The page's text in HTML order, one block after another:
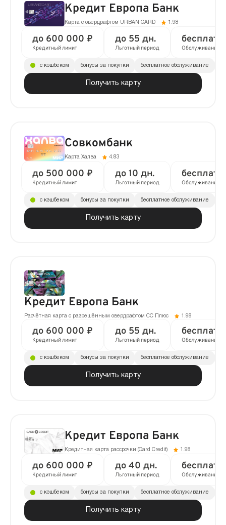
Кредит Европа Банк
Карта с овердрафтом URBAN CARD 1.98
до 600 000 ₽
Кредитный лимит
до 55 дн.
Льготный период Обслуживание
Получить карту
с кэшбеком бонусы за покупки бесплатное обслуживание
Совкомбанк
Карта Халва 4.83
до 500 000 ₽
Кредитный лимит
до 10 дн.
Льготный период Обслуживание
Получить карту
с кэшбеком бонусы за покупки бесплатное обслуживание
Кредит Европа Банк
Расчётная карта с разрешённым овердрафтом CC Плюс 1.98
до 600 000 ₽
Кредитный лимит
до 55 дн.
Льготный период Обслуживание
Получить карту
с кэшбеком бонусы за покупки бесплатное обслуживание
Кредит Европа Банк
Кредитная карта рассрочки (Сard Сredit) 1.98
до 600 000 ₽
Кредитный лимит
до 40 дн.
Льготный период Обслуживание
Получить карту
с кэшбеком бонусы за покупки бесплатное обслуживание